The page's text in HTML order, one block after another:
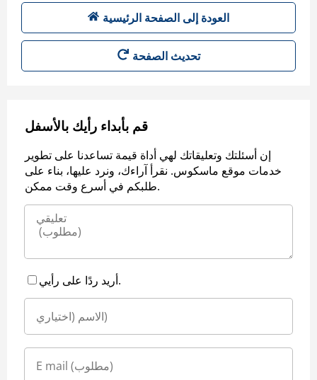
العودة إلى الصفحة الرئيسية
تحديث الصفحة
قم بأبداء رأيك بالأسفل
إن أسئلتك وتعليقاتك لهي أداة قيمة تساعدنا على تطوير
خدمات موقع ماسكوس. نقرأ آراءك، ونرد عليها، بناء على
طلبكم في أسرع وقت ممكن.
أريد ردًا على رأيي.